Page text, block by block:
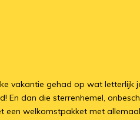
vakantie gehad op wat
En dan die sterrenhemel,
welkomstpakket met